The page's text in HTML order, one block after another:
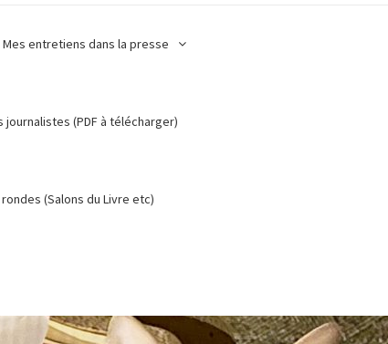
Mes entretiens dans la presse
journalistes (PDF à télécharger)
(Salons du Livre etc)